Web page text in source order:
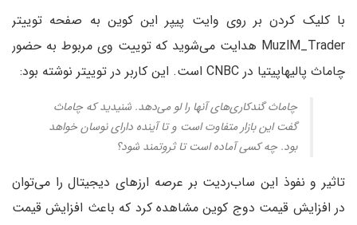
با کلیک کردن بر روی وایت پیپر این کوین به صفحه توییتر
MuzlM_Trader هدایت می‌شوید که توییت وی مربوط به حضور
چاماث پالیهاپیتیا در CNBC است. این کاربر در توییتر نوشته بود:
چاماث گندکاری‌های آنها را لو می‌دهد. شنیدید که چاماث
گفت این بازار متفاوت است و تا آینده دارای نوسان خواهد
بود. چه کسی آماده است تا ثروتمند شود؟
تاثیر و نفوذ این ساب‌ردیت بر عرصه ارزهای دیجیتال را می‌توان
در افزایش قیمت دوج کوین مشاهده کرد که باعث افزایش قیمت